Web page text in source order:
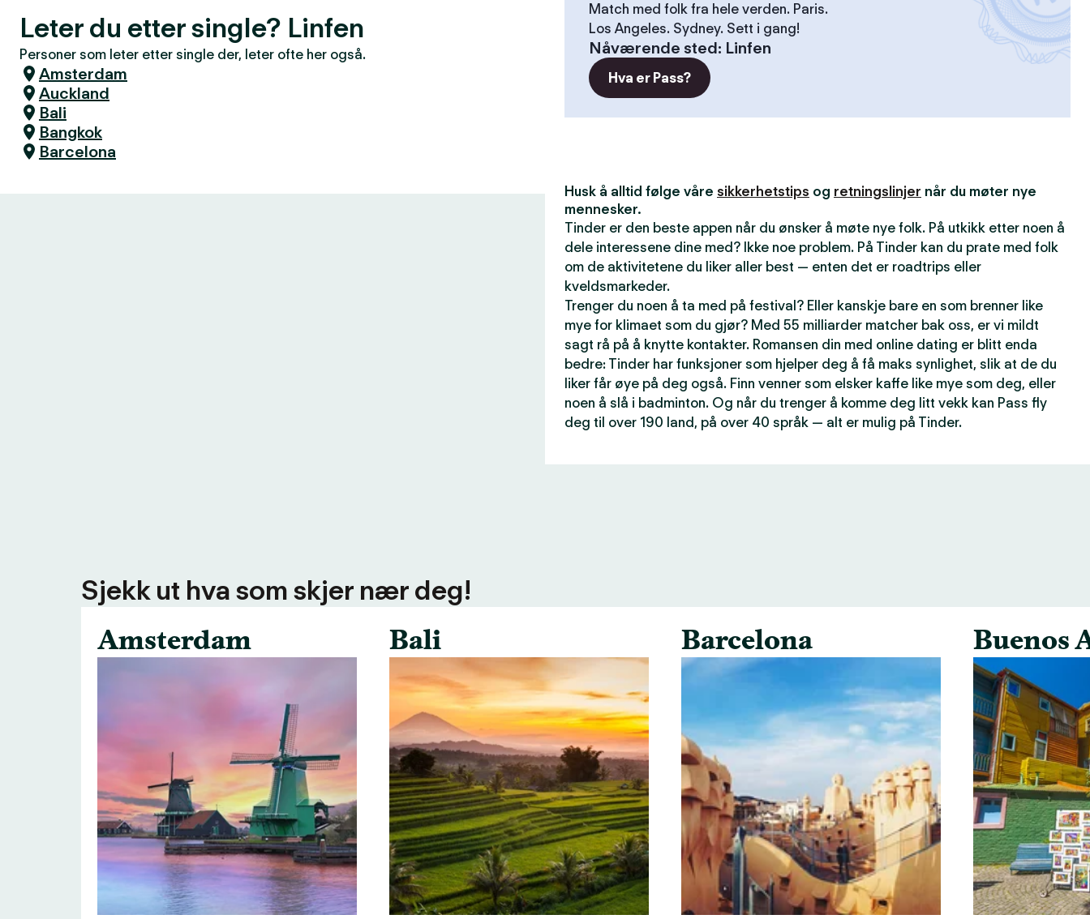
Leter du etter single? Linfen
Personer som leter etter single der, leter ofte her også.
Amsterdam
Auckland
Bali
Bangkok
Barcelona
Match med folk fra hele verden. Paris.
Los Angeles. Sydney. Sett i gang!
Nåværende sted: Linfen
Hva er Pass?
Husk å alltid følge våre sikkerhetstips og retningslinjer når du møter nye
mennesker.
Tinder er den beste appen når du ønsker å møte nye folk. På utkikk etter noen å
dele interessene dine med? Ikke noe problem. På Tinder kan du prate med folk
om de aktivitetene du liker aller best — enten det er roadtrips eller
kveldsmarkeder.
Trenger du noen å ta med på festival? Eller kanskje bare en som brenner like
mye for klimaet som du gjør? Med 55 milliarder matcher bak oss, er vi mildt
sagt rå på å knytte kontakter. Romansen din med online dating er blitt enda
bedre: Tinder har funksjoner som hjelper deg å få maks synlighet, slik at de du
liker får øye på deg også. Finn venner som elsker kaffe like mye som deg, eller
noen å slå i badminton. Og når du trenger å komme deg litt vekk kan Pass fly
deg til over 190 land, på over 40 språk — alt er mulig på Tinder.
Sjekk ut hva som skjer nær deg!
Amsterdam
Bali Barcelona Buenos